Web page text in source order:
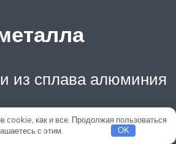
из сплава алюминия
стальная) . Это
cookie, как и все. Продолжая пользоваться
с этим.
OK